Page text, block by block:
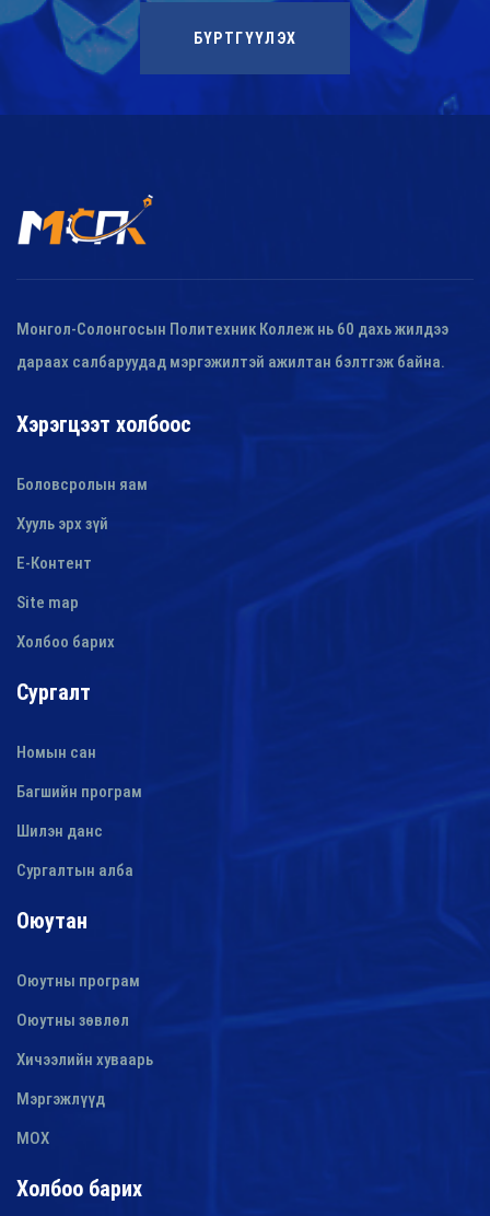
БҮРТГҮҮЛЭХ
Монгол-Солонгосын Политехник Коллеж нь 60 дахь жилдээ
дараах салбаруудад мэргэжилтэй ажилтан бэлтгэж байна.
Хэрэгцээт холбоос
Боловсролын яам
Хууль эрх зүй
E-Контент
Site map
Холбоо барих
Сургалт
Номын сан
Багшийн програм
Шилэн данс
Сургалтын алба
Оюутан
Оюутны програм
Оюутны зөвлөл
Хичээлийн хуваарь
Мэргэжлүүд
МОХ
Холбоо барих